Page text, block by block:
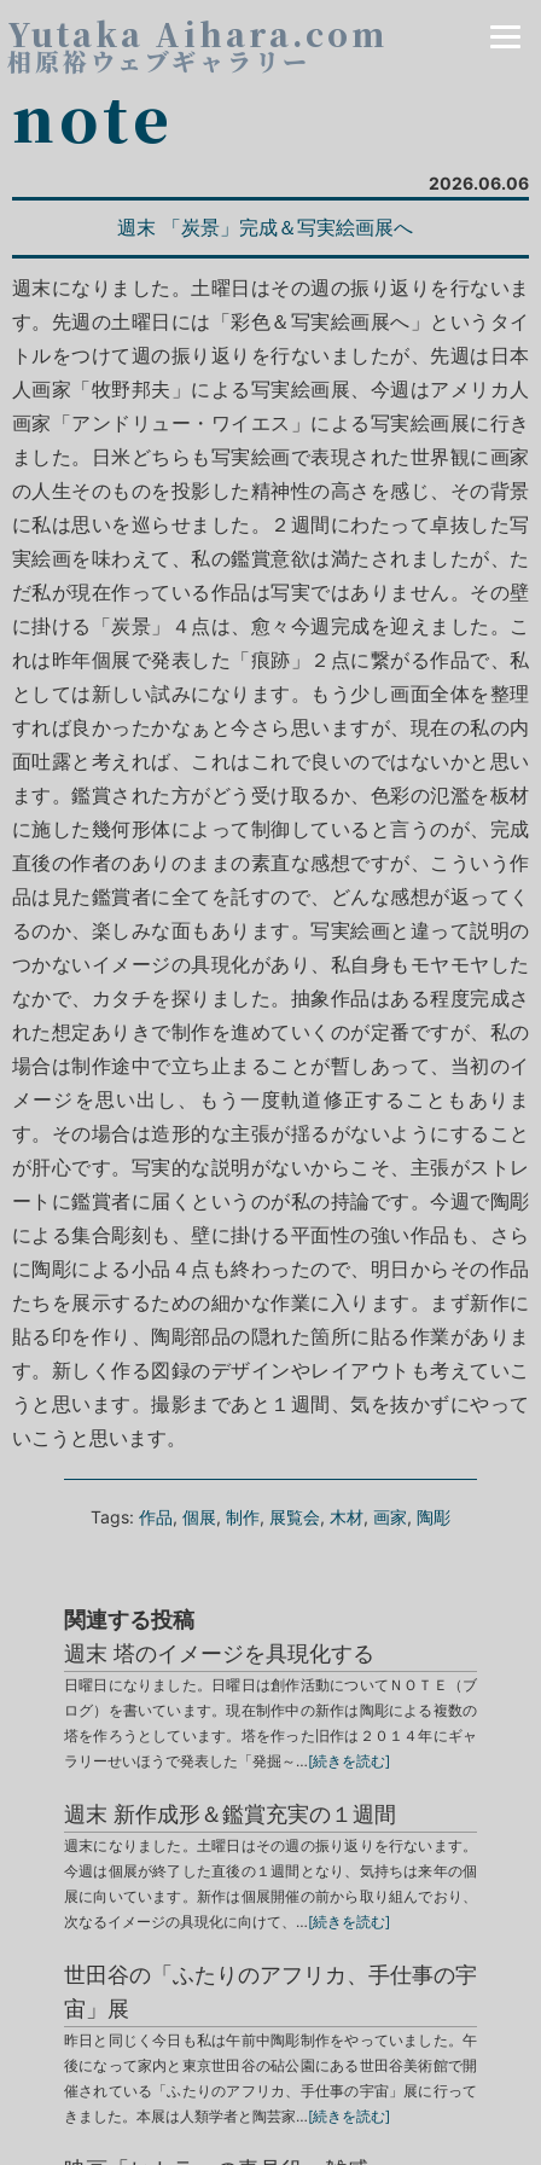
Yutaka Aihara.com
相原裕ウェブギャラリー
note
2026.06.06
週末 「炭景」完成＆写実絵画展へ
週末になりました。土曜日はその週の振り返りを行ないま
す。先週の土曜日には「彩色＆写実絵画展へ」というタイ
トルをつけて週の振り返りを行ないましたが、先週は日本
人画家「牧野邦夫」による写実絵画展、今週はアメリカ人
画家「アンドリュー・ワイエス」による写実絵画展に行き
ました。日米どちらも写実絵画で表現された世界観に画家
の人生そのものを投影した精神性の高さを感じ、その背景
に私は思いを巡らせました。２週間にわたって卓抜した写
実絵画を味わえて、私の鑑賞意欲は満たされましたが、た
だ私が現在作っている作品は写実ではありません。その壁
に掛ける「炭景」４点は、愈々今週完成を迎えました。こ
れは昨年個展で発表した「痕跡」２点に繋がる作品で、私
としては新しい試みになります。もう少し画面全体を整理
すれば良かったかなぁと今さら思いますが、現在の私の内
面吐露と考えれば、これはこれで良いのではないかと思い
ます。鑑賞された方がどう受け取るか、色彩の氾濫を板材
に施した幾何形体によって制御していると言うのが、完成
直後の作者のありのままの素直な感想ですが、こういう作
品は見た鑑賞者に全てを託すので、どんな感想が返ってく
るのか、楽しみな面もあります。写実絵画と違って説明の
つかないイメージの具現化があり、私自身もモヤモヤした
なかで、カタチを探りました。抽象作品はある程度完成さ
れた想定ありきで制作を進めていくのが定番ですが、私の
場合は制作途中で立ち止まることが暫しあって、当初のイ
メージを思い出し、もう一度軌道修正することもありま
す。その場合は造形的な主張が揺るがないようにすること
が肝心です。写実的な説明がないからこそ、主張がストレ
ートに鑑賞者に届くというのが私の持論です。今週で陶彫
による集合彫刻も、壁に掛ける平面性の強い作品も、さら
に陶彫による小品４点も終わったので、明日からその作品
たちを展示するための細かな作業に入ります。まず新作に
貼る印を作り、陶彫部品の隠れた箇所に貼る作業がありま
す。新しく作る図録のデザインやレイアウトも考えていこ
うと思います。撮影まであと１週間、気を抜かずにやって
いこうと思います。
Tags: 作品, 個展, 制作, 展覧会, 木材, 画家, 陶彫
関連する投稿
週末 塔のイメージを具現化する
日曜日になりました。日曜日は創作活動についてＮＯＴＥ（ブ
ログ）を書いています。現在制作中の新作は陶彫による複数の
塔を作ろうとしています。塔を作った旧作は２０１４年にギャ
ラリーせいほうで発表した「発掘～…[続きを読む]
週末 新作成形＆鑑賞充実の１週間
週末になりました。土曜日はその週の振り返りを行ないます。
今週は個展が終了した直後の１週間となり、気持ちは来年の個
展に向いています。新作は個展開催の前から取り組んでおり、
次なるイメージの具現化に向けて、…[続きを読む]
世田谷の「ふたりのアフリカ、手仕事の宇
宙」展
昨日と同じく今日も私は午前中陶彫制作をやっていました。午
後になって家内と東京世田谷の砧公園にある世田谷美術館で開
催されている「ふたりのアフリカ、手仕事の宇宙」展に行って
きました。本展は人類学者と陶芸家…[続きを読む]